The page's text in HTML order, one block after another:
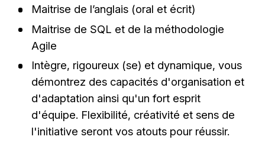
Maitrise de l’anglais (oral et écrit)
Maitrise de SQL et de la méthodologie
Agile
Intègre, rigoureux (se) et dynamique, vous
démontrez des capacités d'organisation et
d'adaptation ainsi qu'un fort esprit
d'équipe. Flexibilité, créativité et sens de
l'initiative seront vos atouts pour réussir.